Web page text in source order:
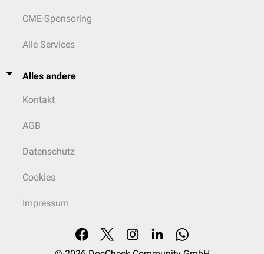
CME-Sponsoring
Alle Services
Alles andere
Kontakt
AGB
Datenschutz
Cookies
Impressum